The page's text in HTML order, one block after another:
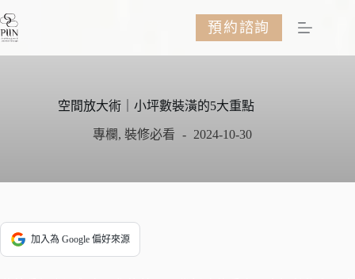
至
預約諮詢
空間放大術｜小坪數裝潢的5大重點
專欄, 裝修必看 2024-10-30
加入為 Google 偏好來源